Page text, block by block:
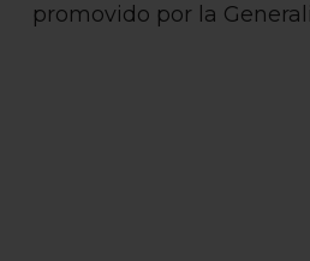
promovido por la